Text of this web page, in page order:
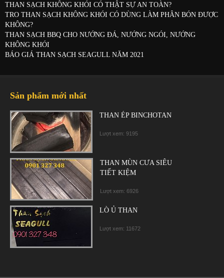
THAN SẠCH KHÔNG KHÓI CÓ THẬT SỰ AN TOÀN?
TRO THAN SẠCH KHÔNG KHÓI CÓ DÙNG LÀM PHÂN BÓN ĐƯỢC
KHÔNG?
THAN SẠCH BBQ CHO NƯỚNG ĐÁ, NƯỚNG NGÓI, NƯỚNG
KHÔNG KHÓI
BÁO GIÁ THAN SẠCH SEAGULL NĂM 2021
Sản phẩm mới nhất
THAN ÉP BINCHOTAN
Lượt xem: 9195
THAN MÙN CƯA SIÊU
TIẾT KIỆM
Lượt xem: 6926
LÒ Ủ THAN
Lượt xem: 11672